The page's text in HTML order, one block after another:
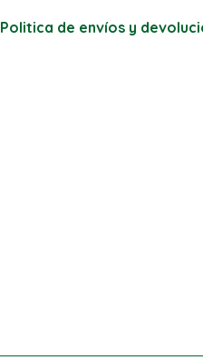
Politica de envíos y